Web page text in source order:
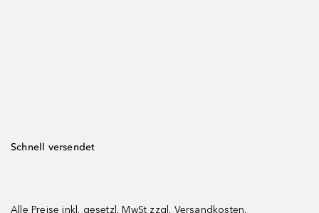
Schnell versendet
Alle Preise inkl. gesetzl. MwSt zzgl. Versandkosten.